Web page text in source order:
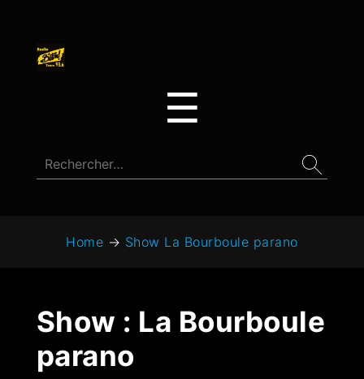
☰
Home → Show La Bourboule parano
Show : La Bourboule
parano